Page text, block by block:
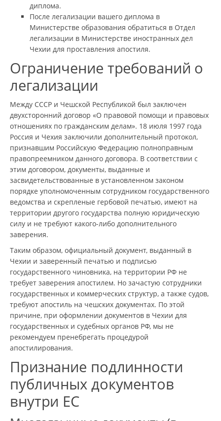
диплома.
После легализации вашего диплома в
Министерстве образования обратиться в Отдел
легализации в Министерстве иностранных дел
Чехии для проставления апостиля.
Ограничение требований о
легализации
Между СССР и Чешской Республикой был заключен
двухсторонний договор «О правовой помощи и правовых
отношениях по гражданским делам». 18 июля 1997 года
Россия и Чехия заключили дополнительный протокол,
признавшим Российскую Федерацию полноправным
правопреемником данного договора. В соответствии с
этим договором, документы, выданные и
засвидетельствованные в установленном законом
порядке уполномоченным сотрудником государственного
ведомства и скрепленые гербовой печатью, имеют на
территории другого государства полную юридическую
силу и не требуют какого-либо дополнительного
заверения.
Таким образом, официальный документ, выданный в
Чехии и заверенный печатью и подписью
государственного чиновника, на территории РФ не
требует заверения апостилем. Но зачастую сотрудники
государственных и коммерческих структур, а также судов,
требуют апостиль на чешских документах. По этой
причине, при оформлении документов в Чехии для
государственных и судебных органов РФ, мы не
рекомендуем пренебрегать процедурой
апостилирования.
Признание подлинности
публичных документов
внутри ЕС